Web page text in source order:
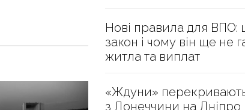
Нові правила для ВПО:
закон і чому він ще не
житла та виплат
«Ждуни»
з Донеччини на Дніпро